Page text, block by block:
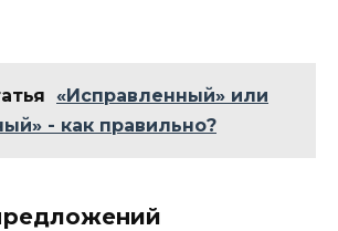
«Исправленный» или
- как правильно?